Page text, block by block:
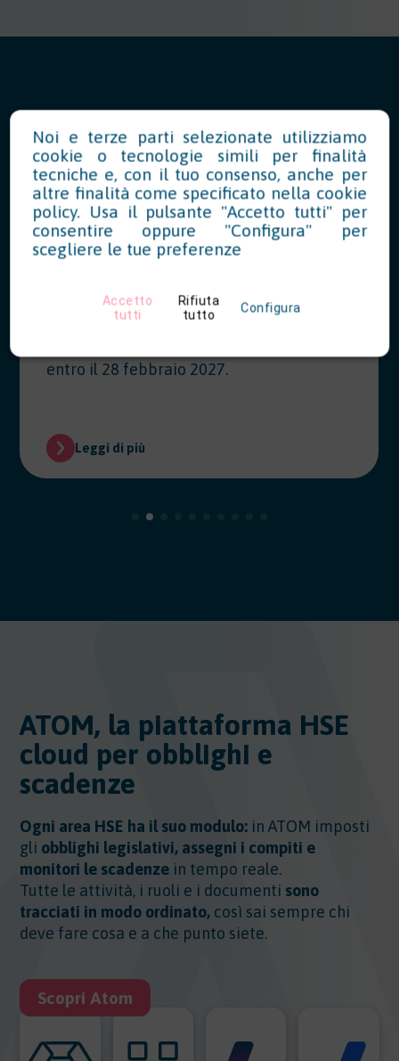
News in Evidenza
Modello OT23 2027: riduzione del
tasso INAIL per prevenzione
Le aziende che hanno realizzato
entro il 28 febbraio 2027.
Leggi di più
ATOM, la piattaforma HSE
cloud per obblighi e
scadenze
Ogni area HSE ha il suo modulo: in ATOM imposti
gli obblighi legislativi, assegni i compiti e
monitori le scadenze in tempo reale.
Tutte le attività, i ruoli e i documenti sono
tracciati in modo ordinato, così sai sempre chi
deve fare cosa e a che punto siete.
Scopri Atom
Noi e terze parti selezionate utilizziamo
cookie o tecnologie simili per finalità
tecniche e, con il tuo consenso, anche per
altre finalità come specificato nella cookie
policy. Usa il pulsante "Accetto tutti" per
consentire oppure "Configura" per
scegliere le tue preferenze
Accetto
tutti
Rifiuta
tutto
Configura